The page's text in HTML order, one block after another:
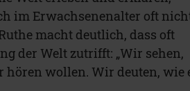
im Erwachsenenalter oft
macht deutlich, dass oft
der Welt zutrifft: „Wir sehen,
wollen. Wir deuten, wie